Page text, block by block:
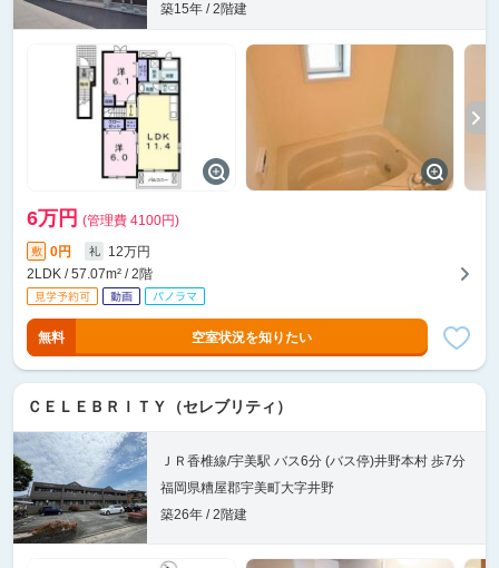
築15年 / 2階建
6万円 (管理費 4100円)
敷 0円 礼
12万円
2LDK / 57.07m² / 2階
無料 空室状況を知りたい
ＣＥＬＥＢＲＩＴＹ（セレブリティ）
ＪＲ香椎線/宇美駅 バス6分 (バス停)井野本村 歩7分
福岡県糟屋郡宇美町大字井野
築26年 / 2階建